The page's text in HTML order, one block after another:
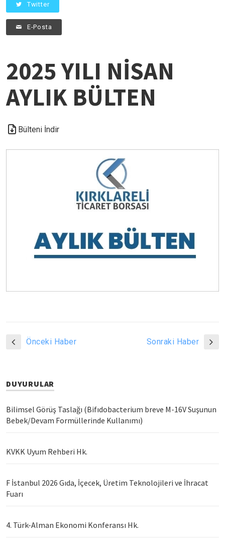
Twitter
E-Posta
2025 YILI NİSAN
AYLIK BÜLTEN
Bülteni İndir
Önceki Haber Sonraki Haber
DUYURULAR
Bilimsel Görüş Taslağı (Bifıdobacterium breve M-16V Suşunun
Bebek/Devam Formüllerinde Kullanımı)
KVKK Uyum Rehberi Hk.
F İstanbul 2026 Gıda, İçecek, Üretim Teknolojileri ve İhracat
Fuarı
4. Türk-Alman Ekonomi Konferansı Hk.